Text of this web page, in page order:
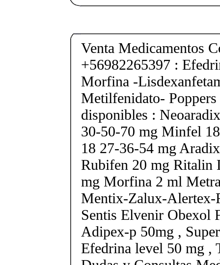
Venta Medicamentos
+56982265397 :
Morfina -
Metilfenidato-
disponibles :
30-50-70 mg Minfel
18 27-36-54 mg
Rubifen 20 mg Ritalin
mg Morfina 2 ml
Mentix-Zalux-Alertex-
Sentis Elvenir Obexol
Adipex-p 50mg ,
Efedrina level 50 mg ,